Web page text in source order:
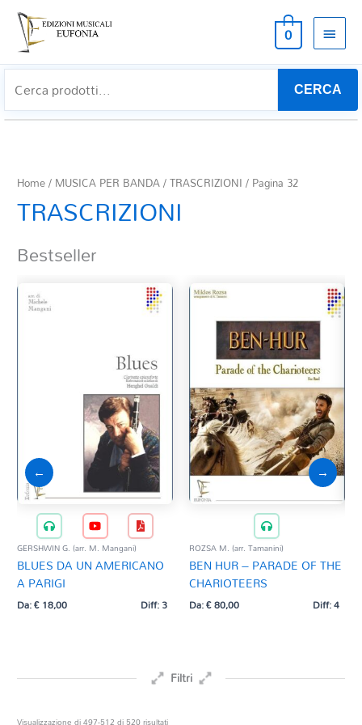
0
CERCA
Home/ MUSICA PER BANDA/TRASCRIZIONI / Pagina 32
TRASCRIZIONI
Bestseller
←
GERSHWIN G. (arr. M. Mangani)
BLUES DA UN AMERICANO
A PARIGI
Da:€18,00 Diff: 3
ROZSA M. (arr. Tamanini)
BEN HUR – PARADE OF THE
CHARIOTEERS
Da:€80,00 Diff: 4
→
Filtri
Visualizzazione di 497-512 di 520 risultatiOrdina